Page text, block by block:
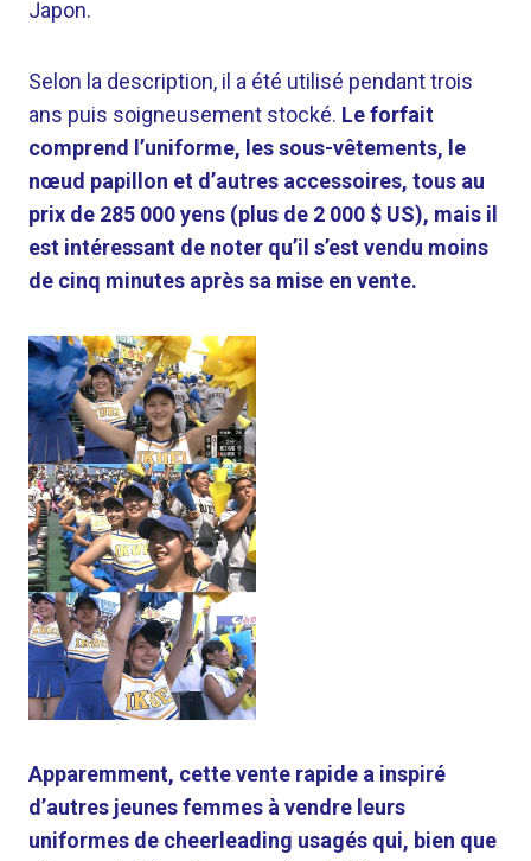
Japon.
Selon la description, il a été utilisé pendant trois
ans puis soigneusement stocké. Le forfait
comprend l’uniforme, les sous-vêtements, le
nœud papillon et d’autres accessoires, tous au
prix de 285 000 yens (plus de 2 000 $ US), mais il
est intéressant de noter qu’il s’est vendu moins
de cinq minutes après sa mise en vente.
Apparemment, cette vente rapide a inspiré
d’autres jeunes femmes à vendre leurs
uniformes de cheerleading usagés qui, bien que